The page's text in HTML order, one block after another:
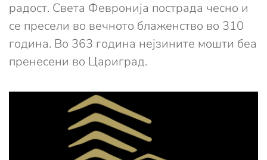
радост. Света Февронија пострада чесно и
се пресели во вечното блаженство во 310
година. Во 363 година нејзините мошти беа
пренесени во Цариград.